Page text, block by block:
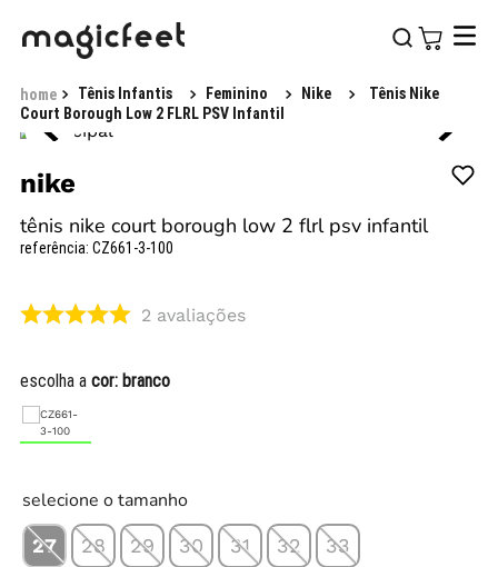
Tênis Infantis Feminino Nike
Tênis Nike
Court Borough Low 2 FLRL PSV Infantil
nike
tênis nike court borough low 2 flrl psv infantil
referência: CZ661-3-100
2 avaliações
escolha a cor: branco
selecione o tamanho
27 28 29 30 31 32 33